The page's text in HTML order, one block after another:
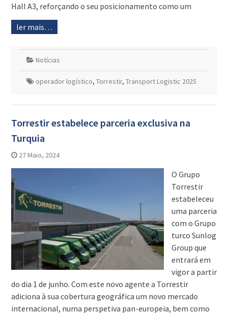
Hall A3, reforçando o seu posicionamento como um
ler mais…
Notícias
operador logístico, Torrestir, Transport Logistic 2025
Torrestir estabelece parceria exclusiva na
Turquia
27 Maio, 2024
O Grupo
Torrestir
estabeleceu
uma parceria
com o Grupo
turco Sunlog
Group que
entrará em
vigor a partir
do dia 1 de junho. Com este novo agente a Torrestir
adiciona à sua cobertura geográfica um novo mercado
internacional, numa perspetiva pan-europeia, bem como